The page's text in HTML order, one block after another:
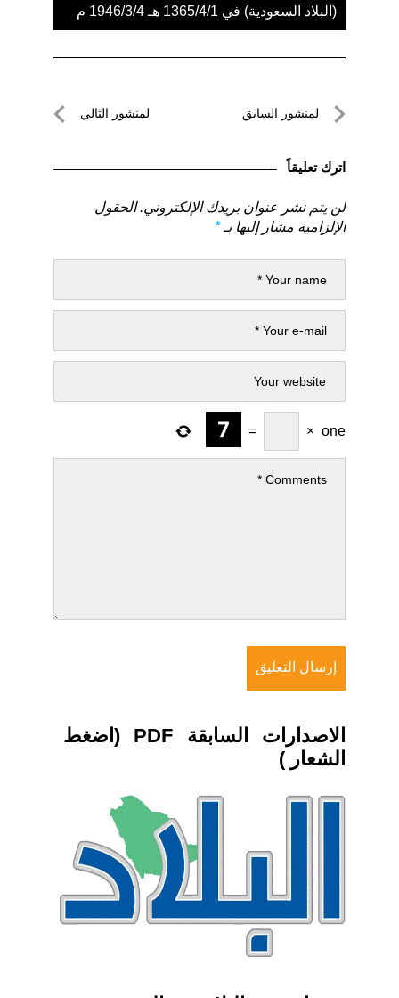
(البلاد السعودية) في 1365/4/1 هـ 1946/3/4 م
تصفّحلمنشور السابق
السابق
لمنشور التالي
اترك تعليقاً
لن يتم نشر عنوان بريدك الإلكتروني. الحقول
الإلزامية مشار إليها بـ*
one
×
=
الاصدارات السابقة PDF (اضغط
الشعار )